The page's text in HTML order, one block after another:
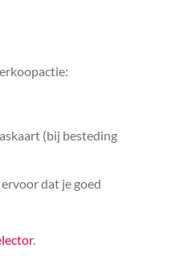
(bij besteding
dat je goed
.